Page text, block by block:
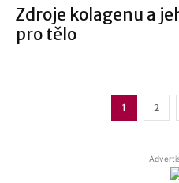
Zdroje kolagenu a
pro tělo
1 2
-